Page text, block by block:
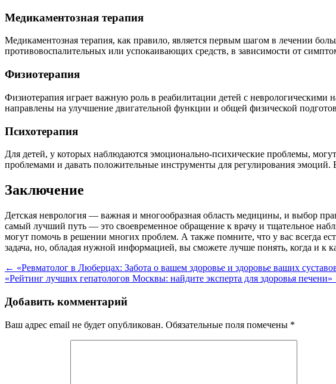
Медикаментозная терапия
Медикаментозная терапия, как правило, является первым шагом в лечении
противовоспалительных или успокаивающих средств, в зависимости от
Физиотерапия
Физиотерапия играет важную роль в реабилитации детей с
направлены на улучшение двигательной функции и общей физической
Психотерапия
Для детей, у которых наблюдаются эмоционально-психические проблемы,
проблемами и давать положительные инструменты для регулирования
Заключение
Детская неврология — важная и многообразная область медицины, и выбор
самый лучший путь — это своевременное обращение к врачу и тщательное
могут помочь в решении многих проблем. А также помните, что у вас всегда
задача, но, обладая нужной информацией, вы сможете лучше понять, когда и к
Навигация
по
← «Ревматолог в Люберцах: Забота о вашем здоровье и здоровье ваших
«Рейтинг лучших гепатологов Москвы: найдите эксперта для здоровья печени»
Добавить комментарий
Ваш адрес email не будет опубликован. Обязательные поля помечены *